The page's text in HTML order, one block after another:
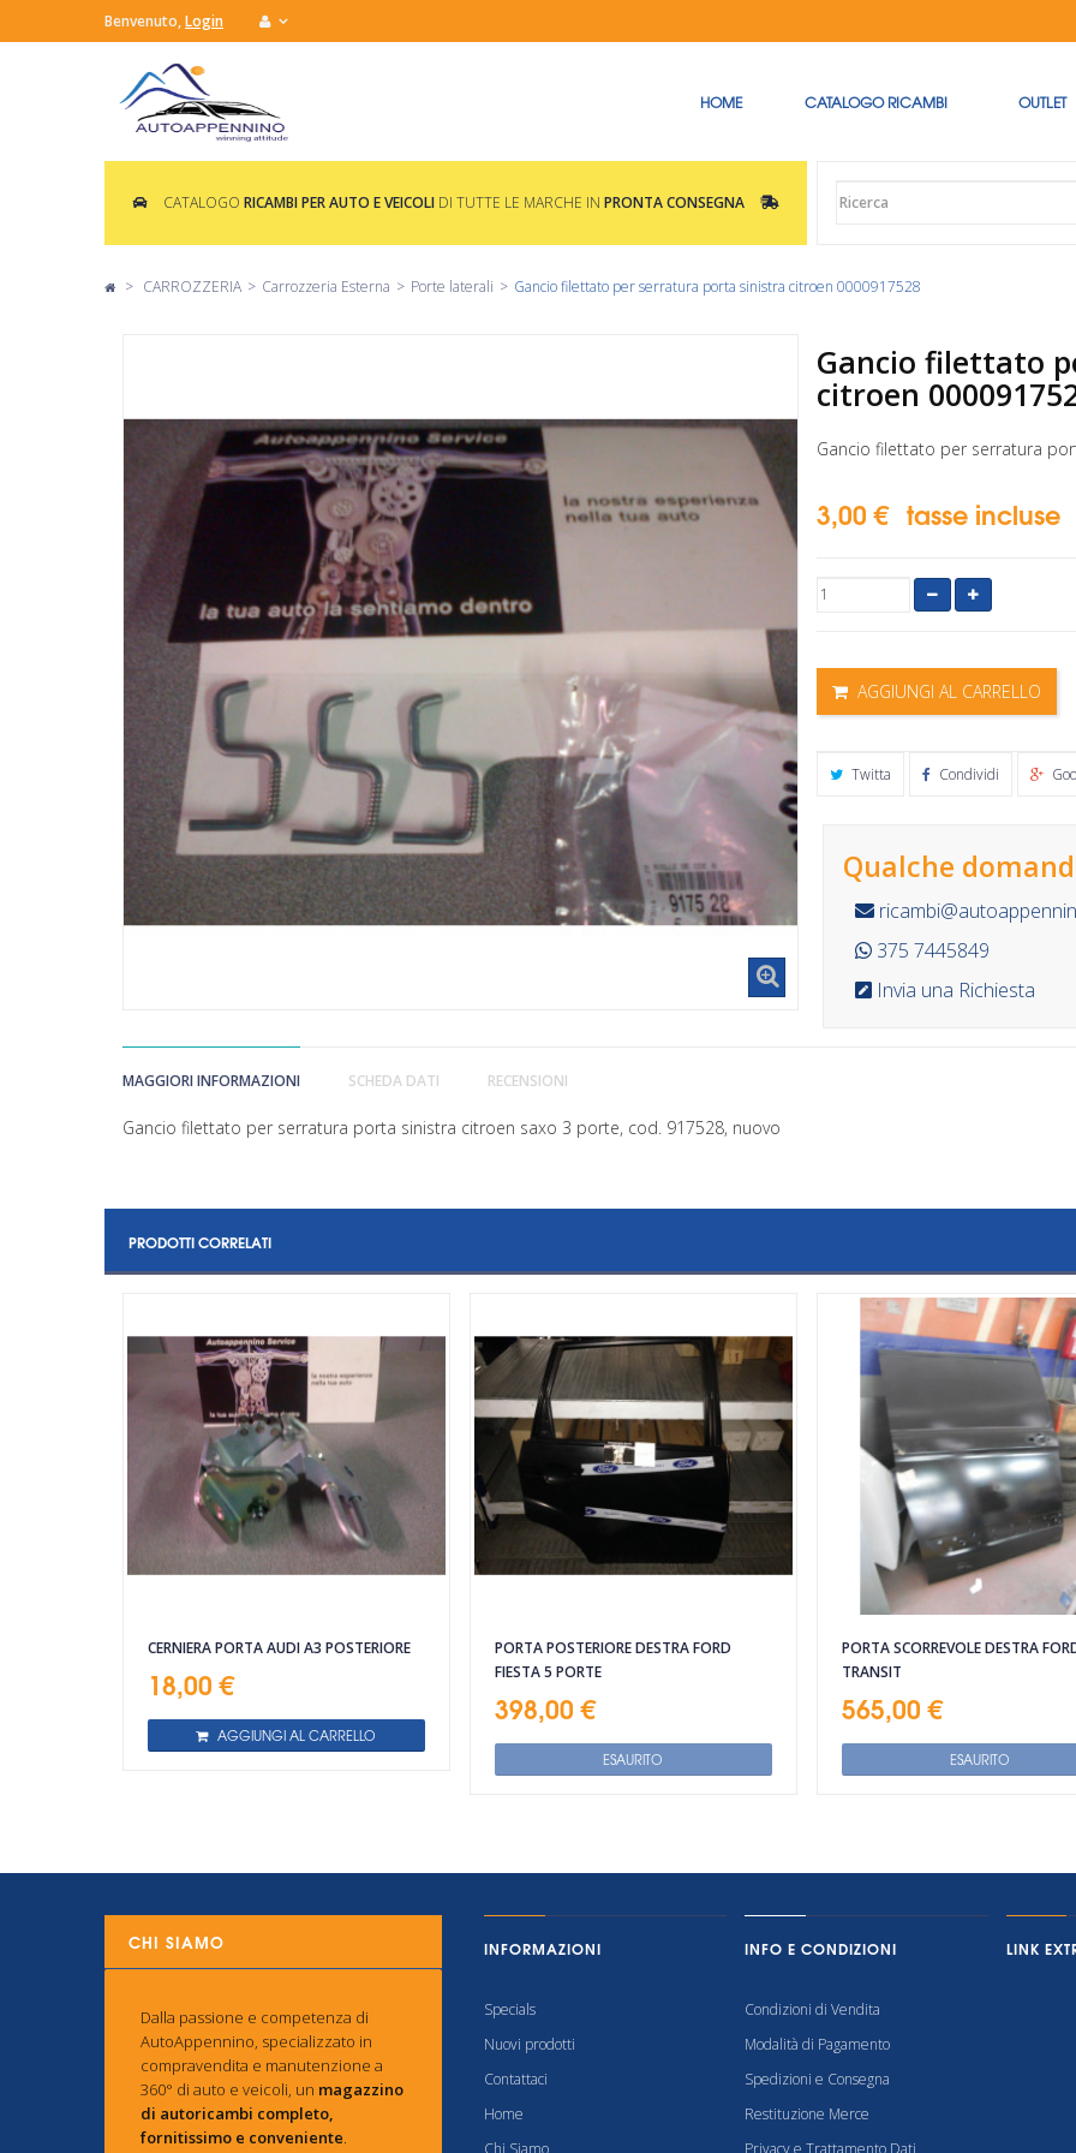
Benvenuto,Login
HOME CATALOGO RICAMBI OUTLET
CATALOGO RICAMBI PER AUTO E VEICOLI DI TUTTE LE MARCHE IN PRONTA CONSEGNA
> CARROZZERIA > Carrozzeria Esterna > Porte laterali > Gancio filettato per serratura porta sinistra citroen 0000917528
Gancio filettato
citroen
Gancio filettato per serratura
3,00 € tasse incluse
AGGIUNGI AL CARRELLO
Twitta Condividi
Qualche
375 7445849
Invia una Richiesta
MAGGIORI INFORMAZIONI SCHEDA DATI RECENSIONI
Gancio filettato per serratura porta sinistra citroen saxo 3 porte, cod. 917528, nuovo
PRODOTTI CORRELATI
CERNIERA PORTA AUDI A3 POSTERIORE
18,00 €
AGGIUNGI AL CARRELLO
PORTA POSTERIORE DESTRA FORD
FIESTA 5 PORTE
398,00 €
ESAURITO
PORTA SCORREVOLE DESTRA
TRANSIT
565,00 €
ESAURITO
CHI SIAMO
Dalla passione e competenza di
AutoAppennino, specializzato in
compravendita e manutenzione a
360° di auto e veicoli, un magazzino
di autoricambi completo,
fornitissimo e conveniente.
INFORMAZIONI
Specials
Nuovi prodotti
Contattaci
Home
INFO E CONDIZIONI
Condizioni di Vendita
Modalità di Pagamento
Spedizioni e Consegna
Restituzione Merce
LINK